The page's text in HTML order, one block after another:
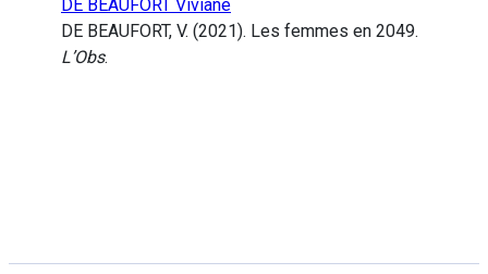
DE BEAUFORT Viviane
DE BEAUFORT, V. (2021). Les femmes en 2049.
L’Obs.